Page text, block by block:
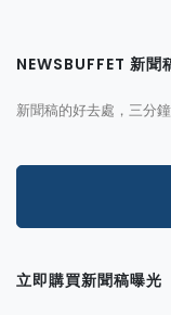
NEWSBUFFET 新聞
新聞稿的好去處，三分
立即購買新聞稿曝光